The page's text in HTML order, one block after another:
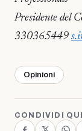
Presidente del
330365449
Opinioni
CONDIVIDI